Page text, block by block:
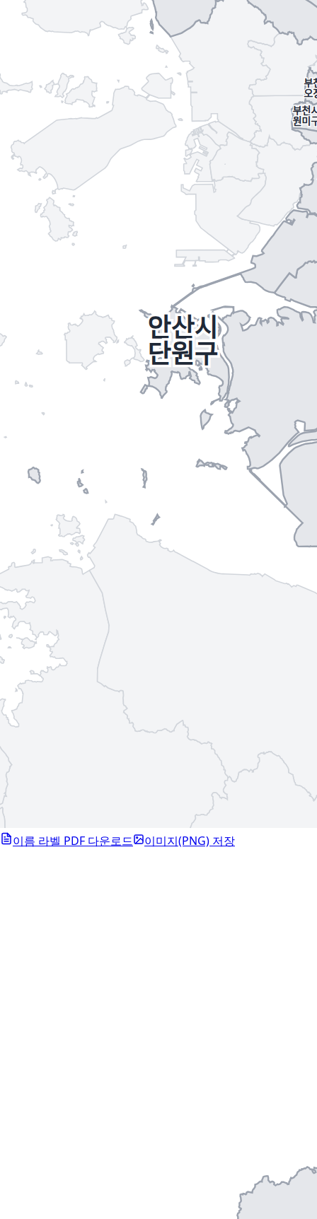
이름 라벨 PDF 다운로드 이미지(PNG) 저장